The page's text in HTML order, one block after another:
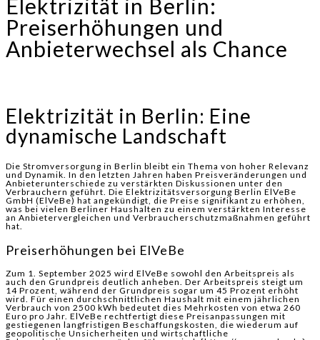
Elektrizität in Berlin:
Preiserhöhungen und
Anbieterwechsel als Chance
Elektrizität in Berlin: Eine
dynamische Landschaft
Die Stromversorgung in Berlin bleibt ein Thema von hoher Relevanz
und Dynamik. In den letzten Jahren haben Preisveränderungen und
Anbieterunterschiede zu verstärkten Diskussionen unter den
Verbrauchern geführt. Die Elektrizitätsversorgung Berlin ElVeBe
GmbH (ElVeBe) hat angekündigt, die Preise signifikant zu erhöhen,
was bei vielen Berliner Haushalten zu einem verstärkten Interesse
an Anbietervergleichen und Verbraucherschutzmaßnahmen geführt
hat.
Preiserhöhungen bei ElVeBe
Zum 1. September 2025 wird ElVeBe sowohl den Arbeitspreis als
auch den Grundpreis deutlich anheben. Der Arbeitspreis steigt um
14 Prozent, während der Grundpreis sogar um 45 Prozent erhöht
wird. Für einen durchschnittlichen Haushalt mit einem jährlichen
Verbrauch von 2500 kWh bedeutet dies Mehrkosten von etwa 260
Euro pro Jahr. ElVeBe rechtfertigt diese Preisanpassungen mit
gestiegenen langfristigen Beschaffungskosten, die wiederum auf
geopolitische Unsicherheiten und wirtschaftliche